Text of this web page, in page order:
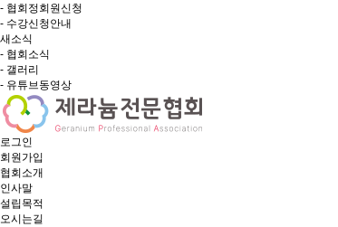
- 협회정회원신청
- 수강신청안내
새소식
- 협회소식
- 갤러리
- 유튜브동영상
로그인
회원가입
협회소개
인사말
설립목적
오시는길